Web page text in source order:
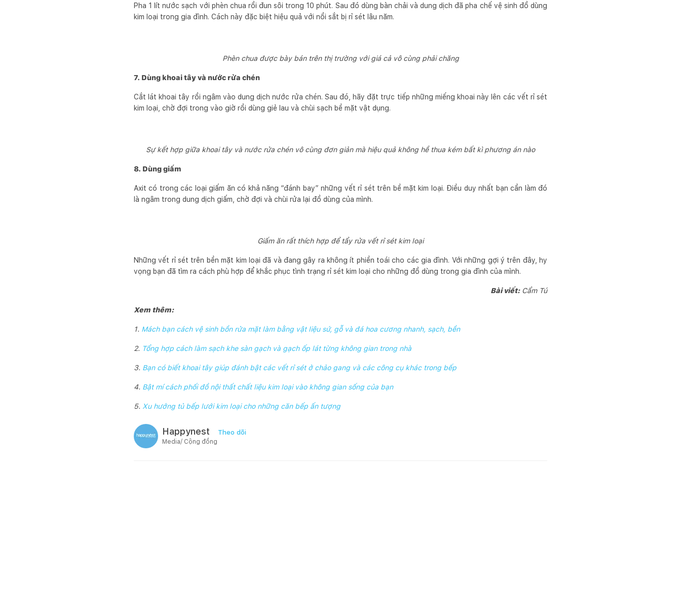
Pha 1 lít nước sạch với phèn chua rồi đun sôi trong 10 phút. Sau đó dùng bàn chải và dung dịch đã pha chế vệ sinh đồ dùng
kim loại trong gia đình. Cách này đặc biệt hiệu quả với nồi sắt bị rỉ sét lâu năm.
Phèn chua được bày bán trên thị trường với giá cả vô cùng phải chăng
7. Dùng khoai tây và nước rửa chén
Cắt lát khoai tây rồi ngâm vào dung dịch nước rửa chén. Sau đó, hãy đặt trực tiếp những miếng khoai này lên các vết rỉ sét
kim loại, chờ đợi trong vào giờ rồi dùng giẻ lau và chùi sạch bề mặt vật dụng.
Sự kết hợp giữa khoai tây và nước rửa chén vô cùng đơn giản mà hiệu quả không hề thua kém bất kì phương án nào
8. Dùng giấm
Axit có trong các loại giấm ăn có khả năng “đánh bay” những vết rỉ sét trên bề mặt kim loại. Điều duy nhất bạn cần làm đó
là ngâm trong dung dịch giấm, chờ đợi và chùi rửa lại đồ dùng của mình.
Giấm ăn rất thích hợp để tẩy rửa vết rỉ sét kim loại
Những vết rỉ sét trên bền mặt kim loại đã và đang gây ra không ít phiền toái cho các gia đình. Với những gợi ý trên đây, hy
vọng bạn đã tìm ra cách phù hợp để khắc phục tình trạng rỉ sét kim loại cho những đồ dùng trong gia đình của mình.
Bài viết:Cẩm Tú
Xem thêm:
1. Mách bạn cách vệ sinh bồn rửa mặt làm bằng vật liệu sứ, gỗ và đá hoa cương nhanh, sạch, bền
2. Tổng hợp cách làm sạch khe sàn gạch và gạch ốp lát từng không gian trong nhà
3. Bạn có biết khoai tây giúp đánh bật các vết rỉ sét ở chảo gang và các công cụ khác trong bếp
4. Bật mí cách phối đồ nội thất chất liệu kim loại vào không gian sống của bạn
5. Xu hướng tủ bếp lưới kim loại cho những căn bếp ấn tượng
Happynest Theo dõi
Media/ Cộng đồng